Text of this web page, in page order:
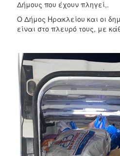
Δήμους που έχουν πληγεί,.
Ο Δήμος Ηρακλείου και οι
είναι στο πλευρό τους, με